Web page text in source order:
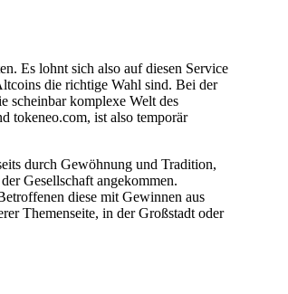
Es lohnt sich also auf diesen Service
die richtige Wahl sind. Bei der
scheinbar komplexe Welt des
tokeneo.com, ist also temporär
durch Gewöhnung und Tradition,
Gesellschaft angekommen.
diese mit Gewinnen aus
Themenseite, in der Großstadt oder